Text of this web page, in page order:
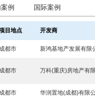
例 国际案例
目地点 开发商
成都市 新鸿基地产发展有限
成都市 万科(重庆)房地产有
成都市 华润置地(成都)有限